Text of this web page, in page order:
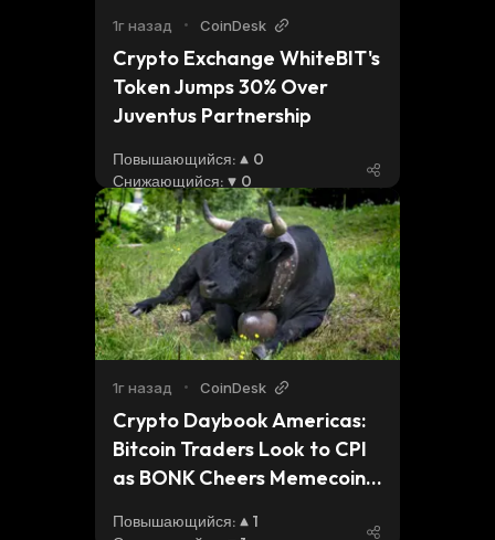
1г назад • CoinDesk
Crypto Exchange WhiteBIT's
Token Jumps 30% Over
Juventus Partnership
Повышающийся:
0
Снижающийся: 0
1г назад • CoinDesk
Crypto Daybook Americas:
Bitcoin Traders Look to CPI
as BONK Cheers Memecoin
Повышающийся:
1